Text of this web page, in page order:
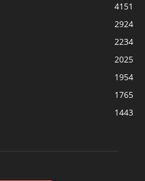
4151
2924
2234
2025
1954
1765
1443